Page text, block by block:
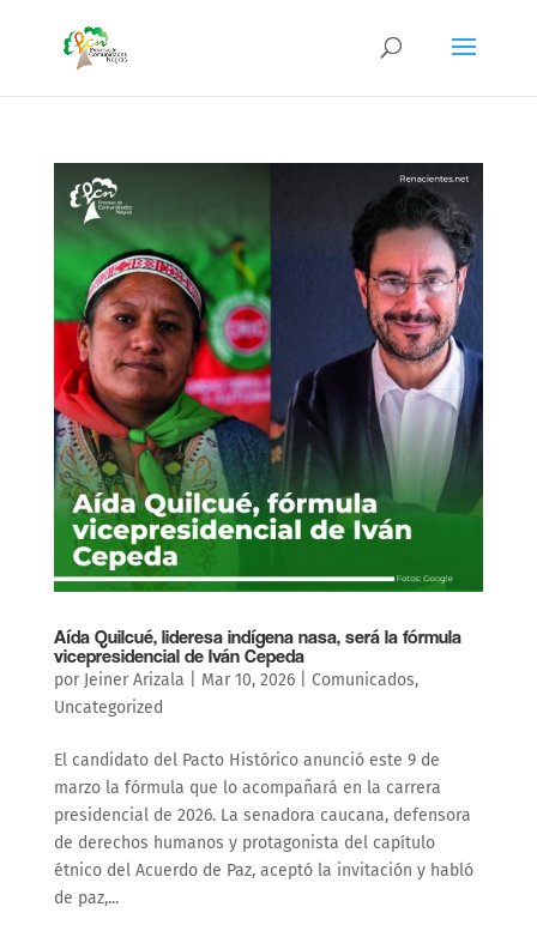
Aída Quilcué, lideresa indígena nasa, será la fórmula
vicepresidencial de Iván Cepeda
por Jeiner Arizala Mar 10, 2026| Comunicados,
Uncategorized
El candidato del Pacto Histórico anunció este 9 de
marzo la fórmula que lo acompañará en la carrera
presidencial de 2026. La senadora caucana, defensora
de derechos humanos y protagonista del capítulo
étnico del Acuerdo de Paz, aceptó la invitación y habló
de paz,...